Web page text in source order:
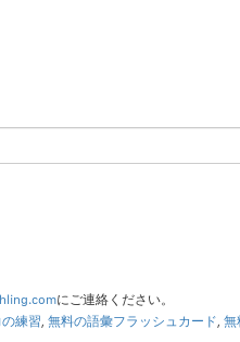
にご連絡ください。
練習, 無料の語彙フラッシュカード, 無